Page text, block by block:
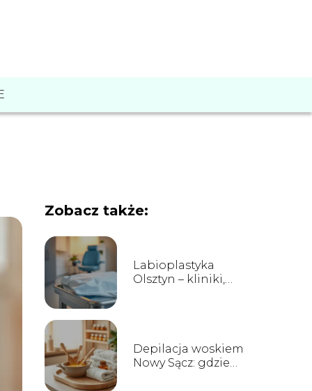
Zobacz także:
Labioplastyka
Olsztyn – kliniki,
Depilacja woskiem
Nowy Sącz: gdzie